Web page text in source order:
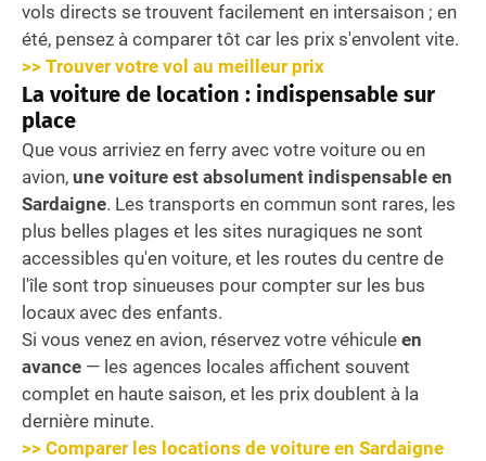
vols directs se trouvent facilement en intersaison ; en
été, pensez à comparer tôt car les prix s'envolent vite.
>> Trouver votre vol au meilleur prix
La voiture de location : indispensable sur
place
Que vous arriviez en ferry avec votre voiture ou en
avion, une voiture est absolument indispensable en
Sardaigne. Les transports en commun sont rares, les
plus belles plages et les sites nuragiques ne sont
accessibles qu'en voiture, et les routes du centre de
l'île sont trop sinueuses pour compter sur les bus
locaux avec des enfants.
Si vous venez en avion, réservez votre véhicule en
avance — les agences locales affichent souvent
complet en haute saison, et les prix doublent à la
dernière minute.
>> Comparer les locations de voiture en Sardaigne